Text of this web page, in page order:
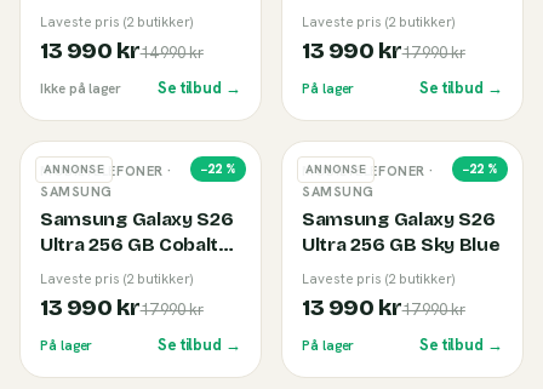
Laveste pris (2 butikker)
13 990 kr14 990 kr
Ikke på lager Se tilbud →
Laveste pris (2 butikker)
13 990 kr17 990 kr
På lager Se tilbud →
ANNONSE −22 %
MOBILTELEFONER ·
SAMSUNG
Samsung Galaxy S26
Ultra 256 GB Cobalt
Violet
Laveste pris (2 butikker)
13 990 kr17 990 kr
På lager Se tilbud →
ANNONSE −22 %
MOBILTELEFONER ·
SAMSUNG
Samsung Galaxy S26
Ultra 256 GB Sky Blue
Laveste pris (2 butikker)
13 990 kr17 990 kr
På lager Se tilbud →